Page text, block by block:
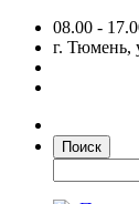
08.00 -
г. Тюмень,
Поиск